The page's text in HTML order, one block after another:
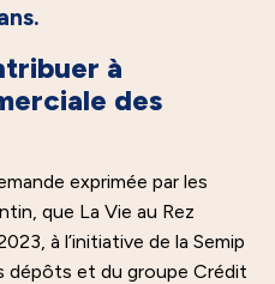
à
des
exprimée par les
que La Vie au Rez
à l’initiative de la Semip
dépôts et du groupe Crédit